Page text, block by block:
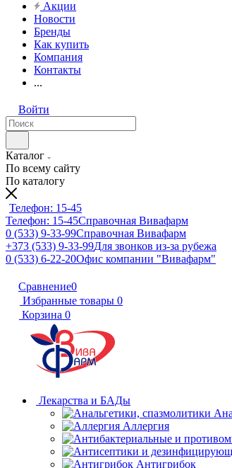
Акции
Новости
Бренды
Как купить
Компания
Контакты
...
Войти
Каталог
По всему сайту
По каталогу
Телефон: 15-45
Телефон: 15-45Справочная Вивафарм
0 (533) 9-33-99Справочная Вивафарм
+373 (533) 9-33-99Для звонков из-за рубежа
0 (533) 6-22-20Офис компании "Вивафарм"
Сравнение0
Избранные товары 0
Корзина 0
Лекарства и БАДы
Аллергия
Антигрибок